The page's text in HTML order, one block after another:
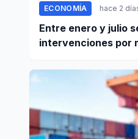
ECONOMÍA hace 2
Entre enero y julio
intervenciones por